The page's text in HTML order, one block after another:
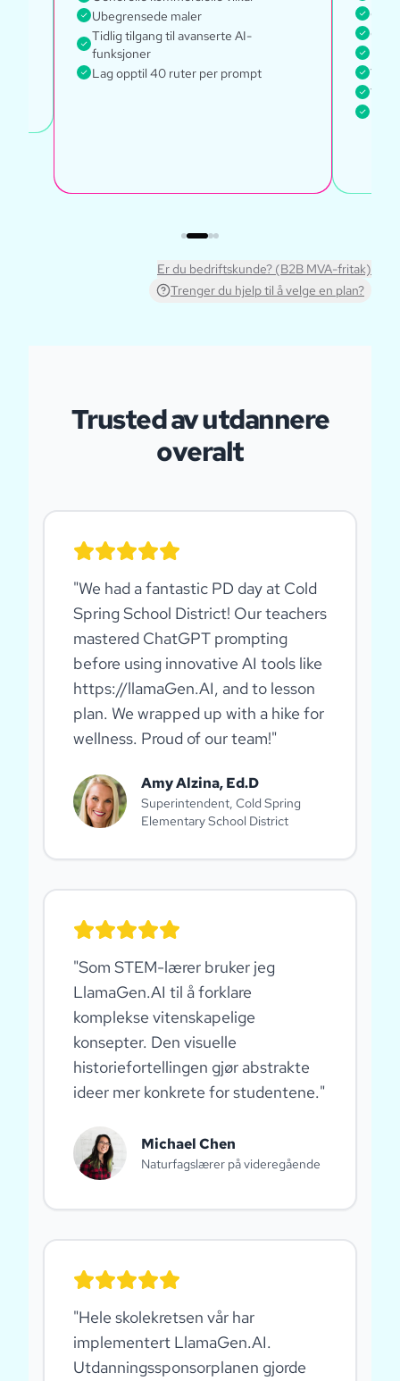
Ubegrensede maler
Tidlig tilgang til avanserte AI-
funksjoner
Lag opptil 40 ruter per prompt
Er du bedriftskunde? (B2B MVA-fritak)
Trenger du hjelp til å velge en plan?
Trusted av utdannere
overalt
"We had a fantastic PD day at Cold
Spring School District! Our teachers
mastered ChatGPT prompting
before using innovative AI tools like
https://llamaGen.AI, and to lesson
plan. We wrapped up with a hike for
wellness. Proud of our team!"
Amy Alzina, Ed.D
Superintendent, Cold Spring
Elementary School District
"Som STEM-lærer bruker jeg
LlamaGen.AI til å forklare
komplekse vitenskapelige
konsepter. Den visuelle
historiefortellingen gjør abstrakte
ideer mer konkrete for studentene."
Michael Chen
Naturfagslærer på videregående
"Hele skolekretsen vår har
implementert LlamaGen.AI.
Utdanningssponsorplanen gjorde